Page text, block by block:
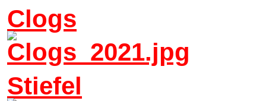
Clogs
Stiefel